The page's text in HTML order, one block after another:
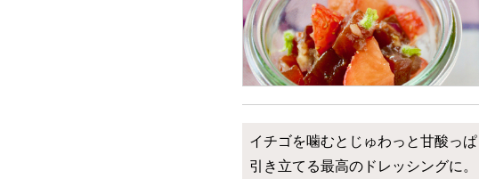
イチゴを噛むとじゅわっと甘酸っ
引き立てる最高のドレッシングに